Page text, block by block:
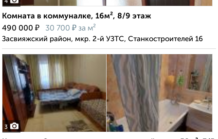
4
Комната в коммуналке, 16м², 8/9 этаж
490 000 ₽ 30 700 ₽ за м²
Засвияжский район, мкр. 2-й УЗТС, Станкостроителей 16
3